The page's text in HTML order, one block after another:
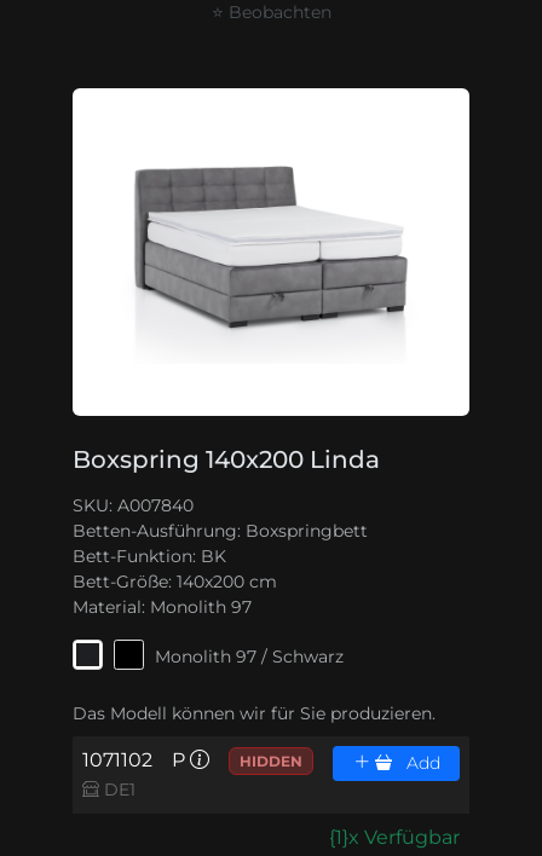
⭐ Beobachten
Boxspring 140x200 Linda
SKU: A007840
Betten-Ausführung: Boxspringbett
Bett-Funktion: BK
Bett-Größe: 140x200 cm
Material: Monolith 97
Monolith 97 / Schwarz
Das Modell können wir für Sie produzieren.
1071102
DE1
P HIDDEN Add
{1}x Verfügbar